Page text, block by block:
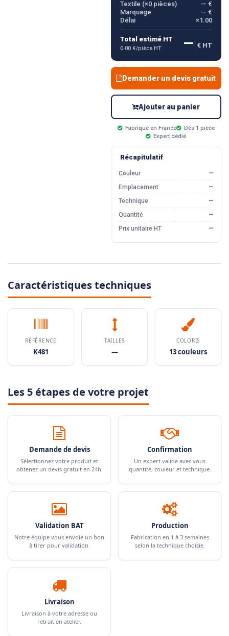
Textile (×0pièces)
— €
Marquage
— €
Délai
×1.00
Total estimé HT
0.00 €/pièce HT — € HT
Demander un devis gratuit
Ajouter au panier
Fabriqué en France
Dès 1 pièce
Expert dédié
Récapitulatif
Couleur
—
Emplacement
—
Technique
—
Quantité
—
Prix unitaire HT
—
Caractéristiques techniques
RÉFÉRENCE
K481
TAILLES
—
COLORIS
13 couleurs
Les 5 étapes de votre projet
Demande de devis
Sélectionnez votre produit et
obtenez un devis gratuit en 24h.
Confirmation
Un expert valide avec vous
quantité, couleur et technique.
Validation BAT
Notre équipe vous envoie un bon
à tirer pour validation.
Production
Fabrication en 1 à 3 semaines
selon la technique choisie.
Livraison
Livraison à votre adresse ou
retrait en atelier.